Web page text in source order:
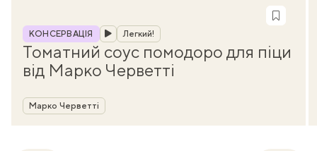
Рубрика
КОНСЕРВАЦІЯ Легкий!
Томатний соус помодоро для піци
від Марко Черветті
Автор
Марко Черветті